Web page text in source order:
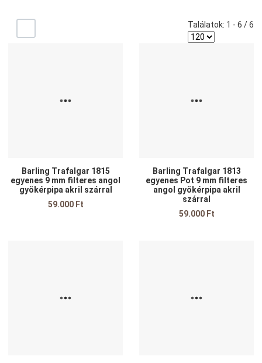
Találatok: 1 - 6 / 6
Barling Trafalgar 1815
egyenes 9 mm filteres angol
gyökérpipa akril szárral
59.000 Ft
Barling Trafalgar 1813
egyenes Pot 9 mm filteres
angol gyökérpipa akril
szárral
59.000 Ft